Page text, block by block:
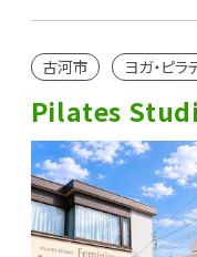
古河市 ヨガ・ピラ
Pilates